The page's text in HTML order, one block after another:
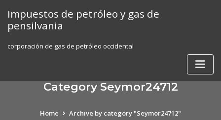
content
impuestos de petróleo y gas de
pensilvania
corporación de gas de petróleo occidental
Category Seymor24712
Home Archive by category "Seymor24712"